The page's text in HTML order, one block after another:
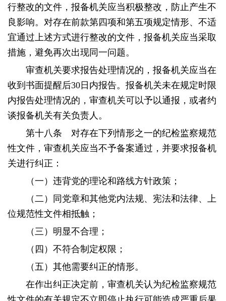
行整改的文件，报备机关应当积极整改，防止产生不
良影响。对存在前款第四项和第五项规定情形、不适
宜通过上述方式进行整改的文件，报备机关应当采取
措施，避免再次出现同一问题。
审查机关要求报告处理情况的，报备机关应当在
收到书面提醒后30日内报告。报备机关未在规定时限
内报告处理情况的，审查机关可以予以通报，或者约
谈报备机关有关负责人。
第十八条 对存在下列情形之一的纪检监察规范
性文件，审查机关应当不予备案通过，并要求报备机
关进行纠正：
（一）违背党的理论和路线方针政策；
（二）同党章和其他党内法规、宪法和法律、上
位规范性文件相抵触；
（三）明显不合理；
（四）不符合制定权限；
（五）其他需要纠正的情形。
在作出纠正决定前，审查机关认为纪检监察规范